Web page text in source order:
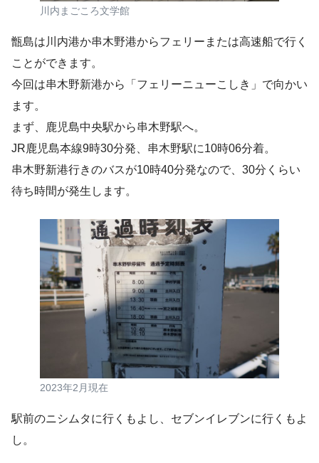
川内まごころ文学館
甑島は川内港か串木野港からフェリーまたは高速船で行く
ことができます。
今回は串木野新港から「フェリーニューこしき」で向かい
ます。
まず、鹿児島中央駅から串木野駅へ。
JR鹿児島本線9時30分発、串木野駅に10時06分着。
串木野新港行きのバスが10時40分発なので、30分くらい
待ち時間が発生します。
2023年2月現在
駅前のニシムタに行くもよし、セブンイレブンに行くもよ
し。